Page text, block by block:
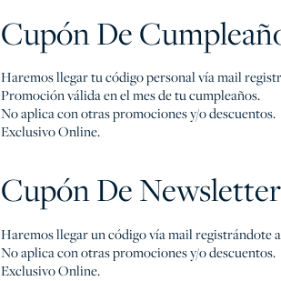
Cupón De
Haremos llegar tu código personal vía mail
Promoción válida en el mes de tu cumpleaños.
No aplica con otras promociones y/o descuentos.
Exclusivo Online.
Cupón De Newsletter
Haremos llegar un código vía mail registrándote
No aplica con otras promociones y/o descuentos.
Exclusivo Online.